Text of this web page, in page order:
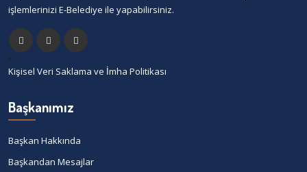
işlemlerinizi E-Belediye ile yapabilirsiniz.
Kişisel Veri Saklama ve İmha Politikası
Başkanımız
Başkan Hakkında
Başkandan Mesajlar